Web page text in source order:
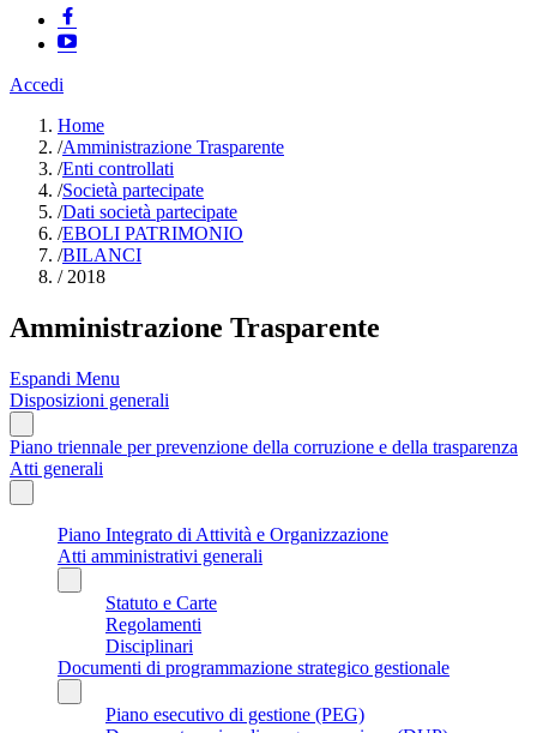
Accedi
Home
/Amministrazione Trasparente
/Enti controllati
/Società partecipate
/Dati società partecipate
/EBOLI PATRIMONIO
/BILANCI
/2018
Amministrazione Trasparente
Espandi Menu
Disposizioni generali
Piano triennale per prevenzione della corruzione e della trasparenza
Atti generali
Piano Integrato di Attività e Organizzazione
Atti amministrativi generali
Statuto e Carte
Regolamenti
Disciplinari
Documenti di programmazione strategico gestionale
Piano esecutivo di gestione (PEG)